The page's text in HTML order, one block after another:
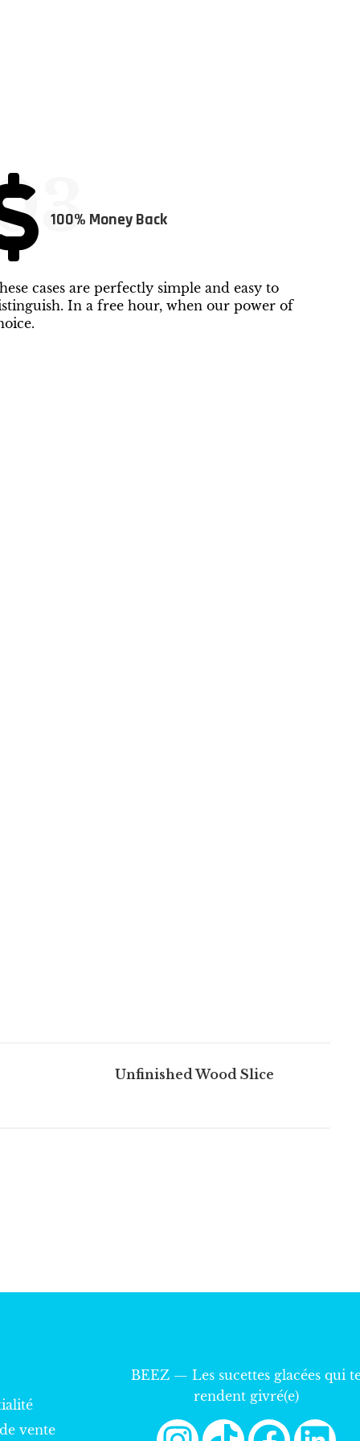
100% Money Back
cases are perfectly simple and easy to
In a free hour, when our power of
Unfinished Wood Slice
vente
BEEZ — Les sucettes glacées qui
rendent givré(e)